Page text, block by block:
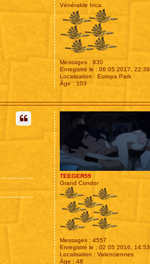
Vénérable Inca
Messages : 830
Enregistré le : 06 05 2017, 22:38
Localisation : Europa Park
Âge : 103
TEEGER59
Grand Condor
Messages : 4557
Enregistré le : 02 05 2016, 14:53
Localisation : Valenciennes
Âge : 48